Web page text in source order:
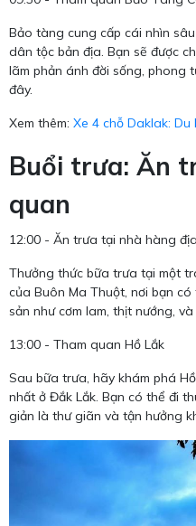
Bảo tàng cung cấp cái nhìn
dân tộc bản địa. Bạn sẽ được
lãm phản ánh đời sống, phong
đây.
Xem thêm: Xe 4 chỗ Daklak:
Buổi trưa: Ăn
quan
12:00 - Ăn trưa tại nhà hàng
Thưởng thức bữa trưa tại một
của Buôn Ma Thuột, nơi bạn
sản như cơm lam, thịt nướng,
13:00 - Tham quan Hồ Lắk
Sau bữa trưa, hãy khám phá
nhất ở Đắk Lắk. Bạn có thể đi
giản là thư giãn và tận hưởng